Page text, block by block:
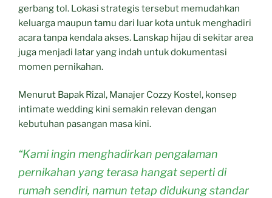
gerbang tol. Lokasi strategis tersebut memudahkan
keluarga maupun tamu dari luar kota untuk menghadiri
acara tanpa kendala akses. Lanskap hijau di sekitar area
juga menjadi latar yang indah untuk dokumentasi
momen pernikahan.
Menurut Bapak Rizal, Manajer Cozzy Kostel, konsep
intimate wedding kini semakin relevan dengan
kebutuhan pasangan masa kini.
“Kami ingin menghadirkan pengalaman
pernikahan yang terasa hangat seperti di
rumah sendiri, namun tetap didukung standar